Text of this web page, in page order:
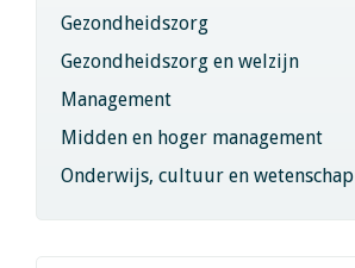
Gezondheidszorg
Gezondheidszorg en welzijn
Management
Midden en hoger management
Onderwijs, cultuur en wetenschap